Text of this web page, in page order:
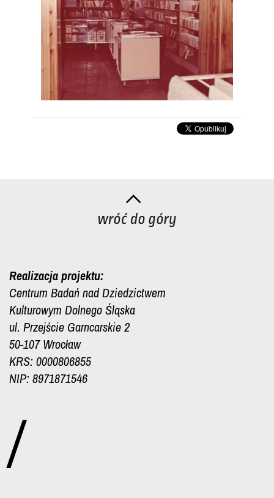
Realizacja projektu:
Centrum Badań nad Dziedzictwem
Kulturowym Dolnego Śląska
ul. Przejście Garncarskie 2
50-107 Wrocław
KRS: 0000806855
NIP: 8971871546
/